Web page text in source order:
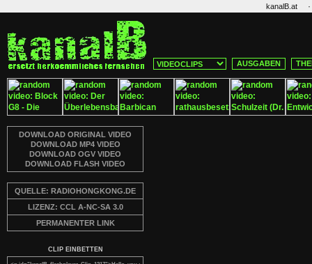
kanalB.at ·
AUSGABEN
DOWNLOAD ORIGINAL VIDEO
DOWNLOAD MP4 VIDEO
DOWNLOAD OGV VIDEO
DOWNLOAD FLASH VIDEO
QUELLE: RADIOHONGKONG.DE
LIZENZ: CCL A-NC-SA 3.0
PERMANENTER LINK
CLIP EINBETTEN